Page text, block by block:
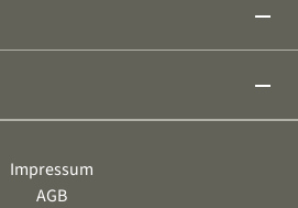
remove
remove
Impressum
AGB